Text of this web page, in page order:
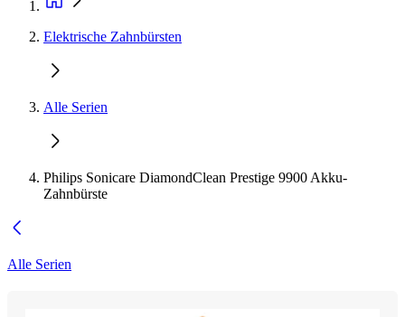
Elektrische Zahnbürsten
Alle Serien
Philips Sonicare DiamondClean Prestige 9900 Akku-
Zahnbürste
Alle Serien